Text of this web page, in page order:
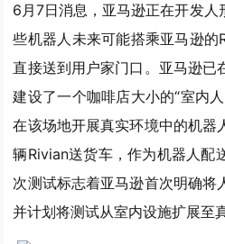
6月7日消息，亚马逊正在开发人
些机器人未来可能搭乘亚马逊
直接送到用户家门口。亚马逊已
建设了一个咖啡店大小的“室内
在该场地开展真实环境中的机器
辆Rivian送货车，作为机器人配
次测试标志着亚马逊首次明确将
并计划将测试从室内设施扩展至